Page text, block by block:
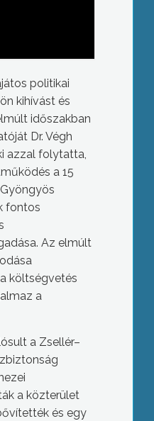
politikai
kihívást és
időszakban
Dr. Végh
azzal folytatta,
a 15
fontos
Az elmúlt
költségvetés
a
a Zsellér–
a közterület
és egy